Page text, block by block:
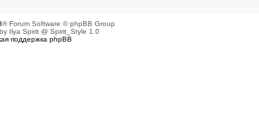
® Forum Software © phpBB Group
Ilya Spirit @ Spirit_Style 1.0
поддержка phpBB